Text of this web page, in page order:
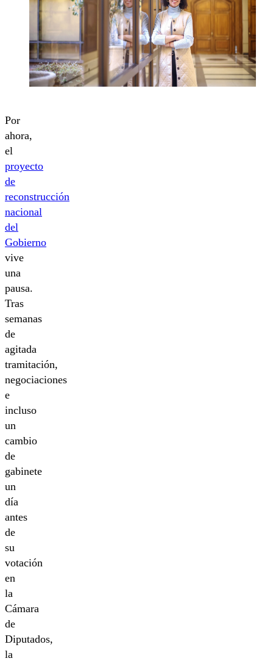
Por
ahora,
el
proyecto
de
reconstrucción
nacional
del
Gobierno
vive
una
pausa.
Tras
semanas
de
agitada
tramitación,
negociaciones
e
incluso
un
cambio
de
gabinete
un
día
antes
de
su
votación
en
la
Cámara
de
Diputados,
la